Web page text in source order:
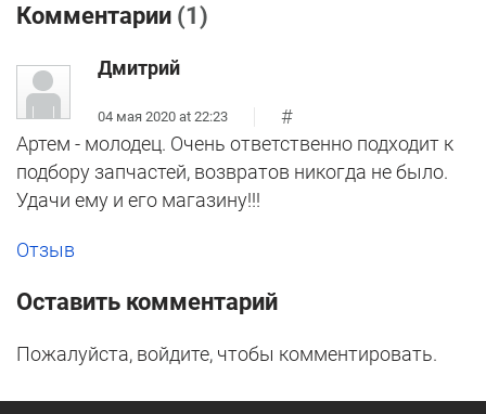
Комментарии (1)
Дмитрий
04 мая 2020 at 22:23
#
Артем - молодец. Очень ответственно подходит к
подбору запчастей, возвратов никогда не было.
Удачи ему и его магазину!!!
Отзыв
Оставить комментарий
Пожалуйста, войдите, чтобы комментировать.